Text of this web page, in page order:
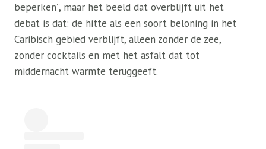
beperken”, maar het beeld dat overblijft uit het
debat is dat: de hitte als een soort beloning in het
Caribisch gebied verblijft, alleen zonder de zee,
zonder cocktails en met het asfalt dat tot
middernacht warmte teruggeeft.